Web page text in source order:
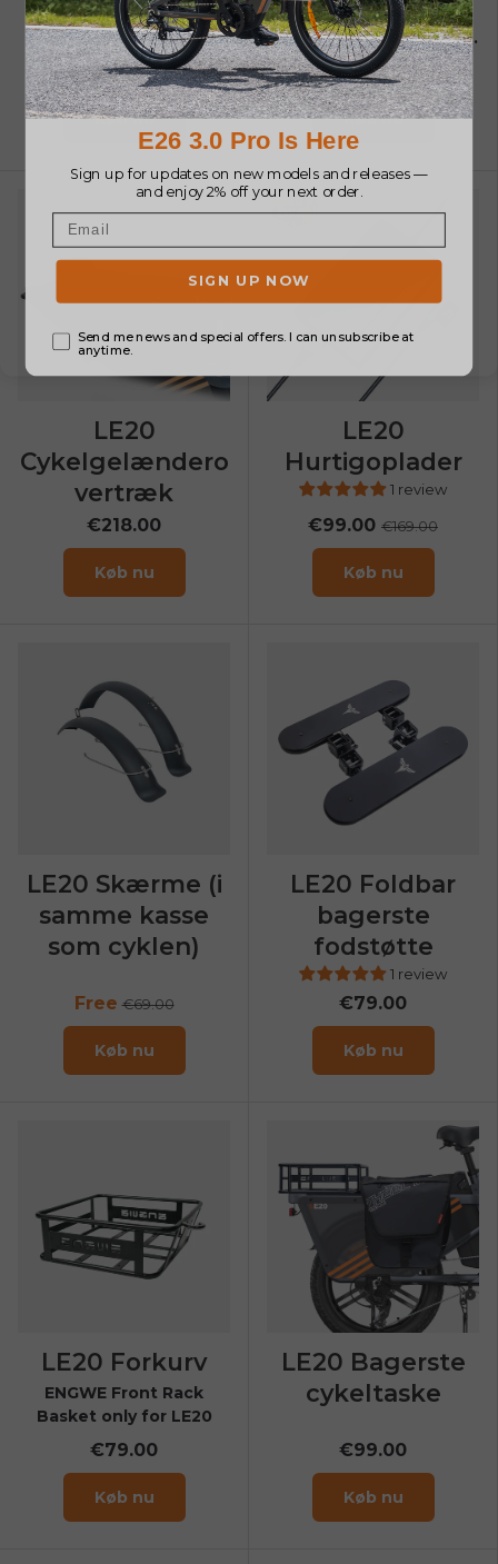
€399.00
Køb nu
Bike Guardrail & Back
Rest Support only for
LE20
€165.00
Køb nu
LE20
Cykelgelændero
vertræk
€218.00
Køb nu
OFF
LE20
Hurtigoplader
1 review
€99.00 €169.00
Køb nu
LE20 Skærme (i
samme kasse
som cyklen)
Free €69.00
Køb nu
LE20 Foldbar
bagerste
fodstøtte
1 review
€79.00
Køb nu
LE20 Forkurv
ENGWE Front Rack
Basket only for LE20
€79.00
Køb nu
LE20 Bagerste
cykeltaske
€99.00
Køb nu